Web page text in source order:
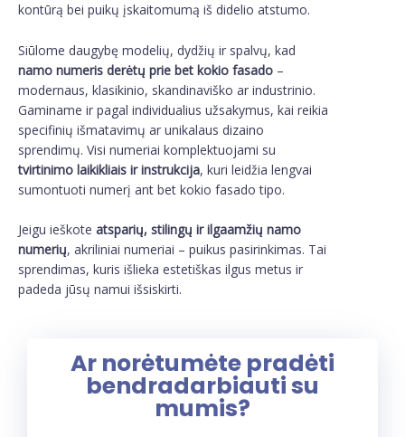
kontūrą bei puikų įskaitomumą iš didelio atstumo.
Siūlome daugybę modelių, dydžių ir spalvų, kad
namo numeris derėtų prie bet kokio fasado –
modernaus, klasikinio, skandinaviško ar industrinio.
Gaminame ir pagal individualius užsakymus, kai reikia
specifinių išmatavimų ar unikalaus dizaino
sprendimų. Visi numeriai komplektuojami su
tvirtinimo laikikliais ir instrukcija, kuri leidžia lengvai
sumontuoti numerį ant bet kokio fasado tipo.
Jeigu ieškote atsparių, stilingų ir ilgaamžių namo
numerių, akriliniai numeriai – puikus pasirinkimas. Tai
sprendimas, kuris išlieka estetiškas ilgus metus ir
padeda jūsų namui išsiskirti.
Ar norėtumėte pradėti
bendradarbiauti su
mumis?